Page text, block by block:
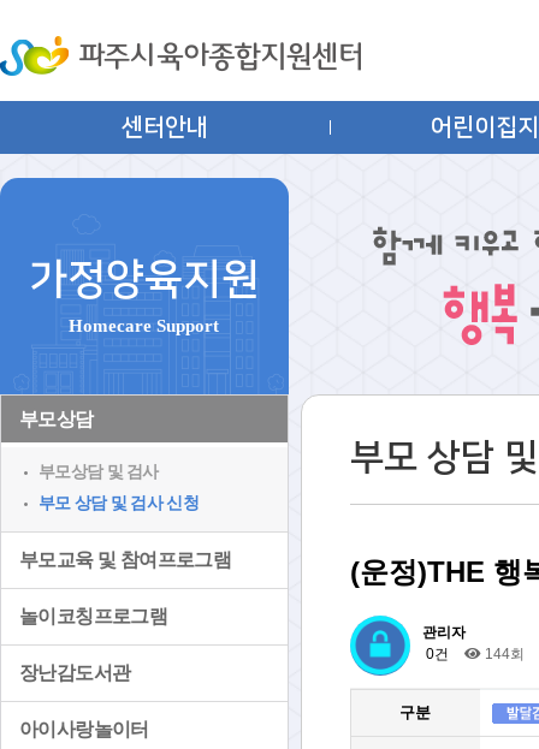
센터안내 어린이집
가정양육지원
Homecare Support
부모상담
부모상담 및 검사
부모 상담 및 검사 신청
부모교육 및 참여프로그램
놀이코칭프로그램
장난감도서관
아이사랑놀이터
부모 상담
(운정)THE 행
관리자
0건
144회
구분